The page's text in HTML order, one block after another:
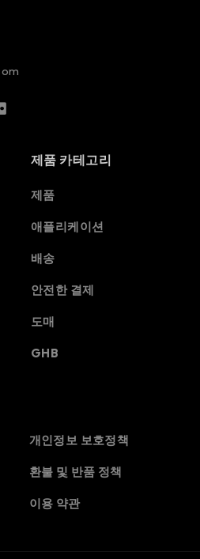
제품 카테고리
제품
애플리케이션
배송
안전한 결제
도매
GHB
개인정보 보호정책
환불 및 반품 정책
이용 약관
Spanish